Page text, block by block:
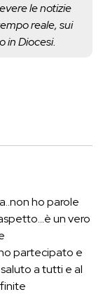
le notizie
reale, sui
in Diocesi.
ho parole
un vero
partecipato e
a tutti e al